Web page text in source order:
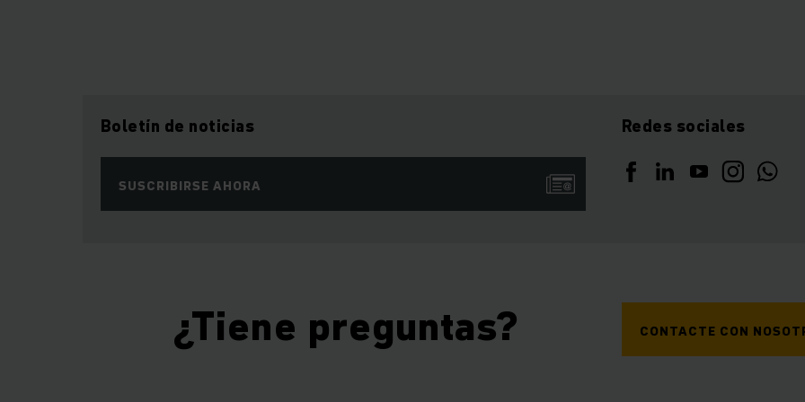
Boletín de noticias
SUSCRIBIRSE AHORA
Redes sociales
¿Tiene preguntas? CONTACTE CON